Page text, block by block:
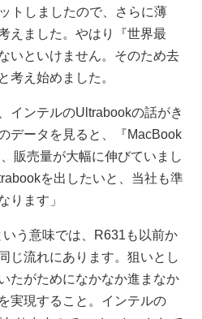
トしましたので、さらに薄
えました。やはり『世界最
いといけません。そのため去
考え始めました。
インテルのUltrabookの話がき
データを見ると、『MacBook
販売量が大幅に伸びていまし
を出したいと、当社も準
ります」
いう意味では、R631も以前か
じ流れにあります。狙いとし
たがためになかなか進まなか
実現すること。インテルの